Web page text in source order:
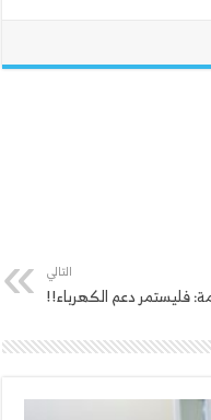
التالي
فليستمر دعم الكهرباء!!